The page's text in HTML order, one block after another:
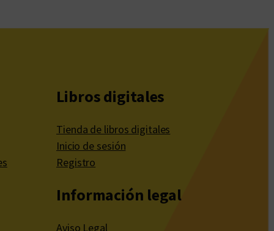
Libros digitales
Tienda de libros digitales
Inicio de sesión
Registro
Información legal
Aviso Legal